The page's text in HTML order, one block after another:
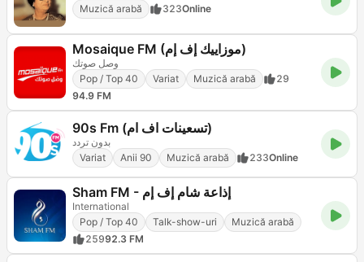
Muzică arabă 323Online
Mosaique FM (موزاييك إف إم)
وصل صوتك
Pop / Top 40
Variat Muzică arabă
29
94.9 FM
90s Fm (تسعينات اف ام)
بدون تردد
Variat
Anii 90 Muzică arabă 233Online
Sham FM - إذاعة شام إف إم
International
Pop / Top 40
Talk-show-uri
Muzică arabă
25992.3 FM